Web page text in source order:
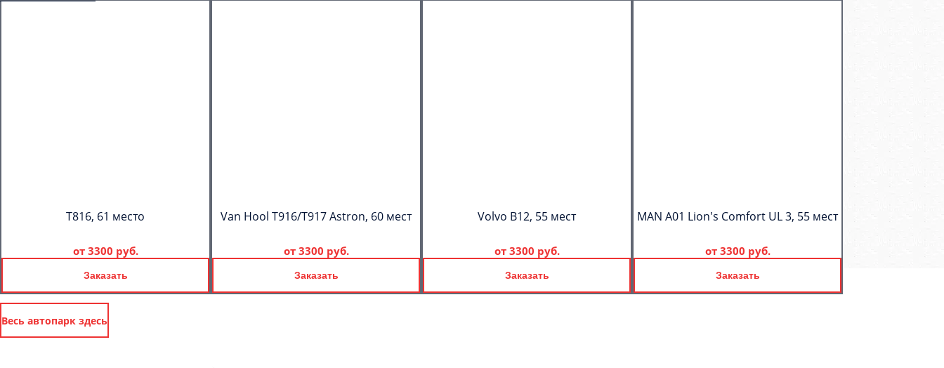
T816, 61 место
от 3300 руб.
Заказать
Van Hool T916/T917 Astron, 60 мест
от 3300 руб.
Заказать
Volvo B12, 55 мест
от 3300 руб.
Заказать
MAN A01 Lion's Comfort UL 3, 55 мест
от 3300 руб.
Заказать
Весь автопарк здесь